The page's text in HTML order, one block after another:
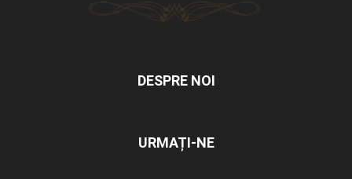
DESPRE NOI
URMAȚI-NE